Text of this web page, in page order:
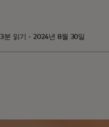
3분 읽기 · 2024년 8월 30일